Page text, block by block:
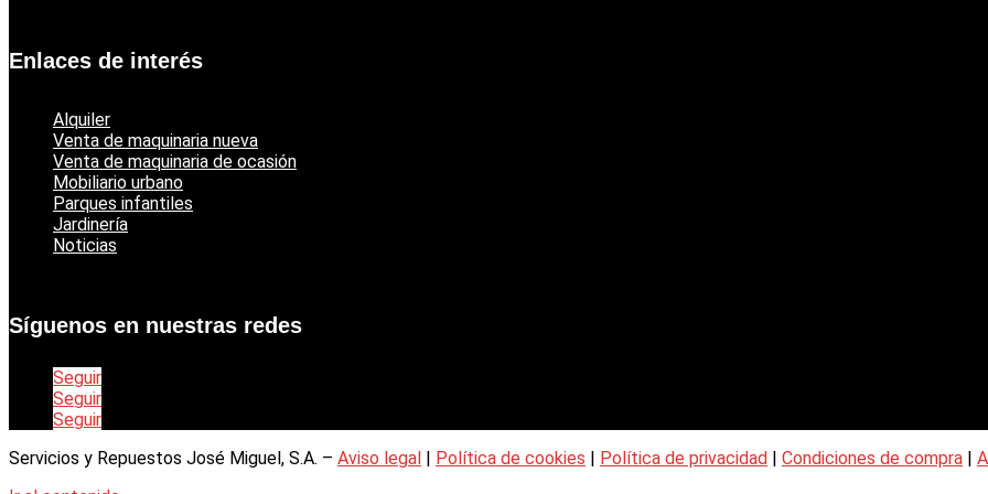
Enlaces de interés
Alquiler
Venta de maquinaria nueva
Venta de maquinaria de ocasión
Mobiliario urbano
Parques infantiles
Jardinería
Noticias
Síguenos en nuestras redes
Seguir
Seguir
Seguir
Servicios y Repuestos José Miguel, S.A. – Aviso legal Política de cookies Política de privacidad Condiciones de compra